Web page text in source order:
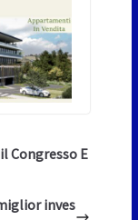
Congresso E
inves